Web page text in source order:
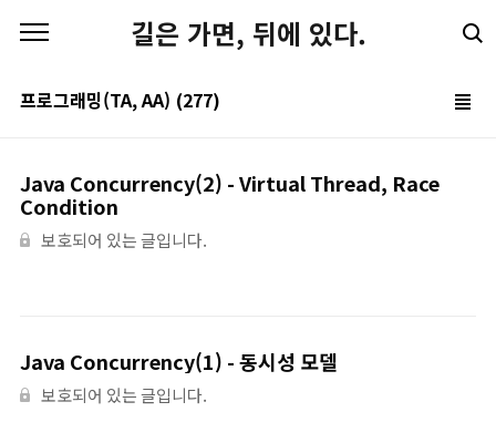
길은 가면, 뒤에 있다.
프로그래밍(TA, AA) (277)
Java Concurrency(2) - Virtual Thread, Race
Condition
보호되어 있는 글입니다.
Java Concurrency(1) - 동시성 모델
보호되어 있는 글입니다.